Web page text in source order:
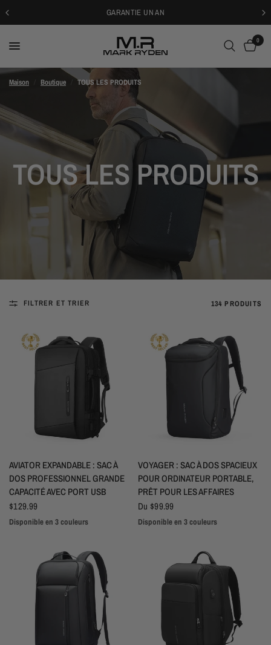
GARANTIE UN AN
0
Maison Boutique TOUS LES PRODUITS
TOUS LES PRODUITS
FILTRER ET TRIER 134 PRODUITS
APERÇU RAPIDE
AVIATOR EXPANDABLE : SAC À
DOS PROFESSIONNEL GRANDE
CAPACITÉ AVEC PORT USB
$129.99
NoirVertGris
Disponible en 3 couleurs
APERÇU RAPIDE
VOYAGER : SAC À DOS SPACIEUX
POUR ORDINATEUR PORTABLE,
PRÊT POUR LES AFFAIRES
Du $99.99
NoirVertGris
Disponible en 3 couleurs